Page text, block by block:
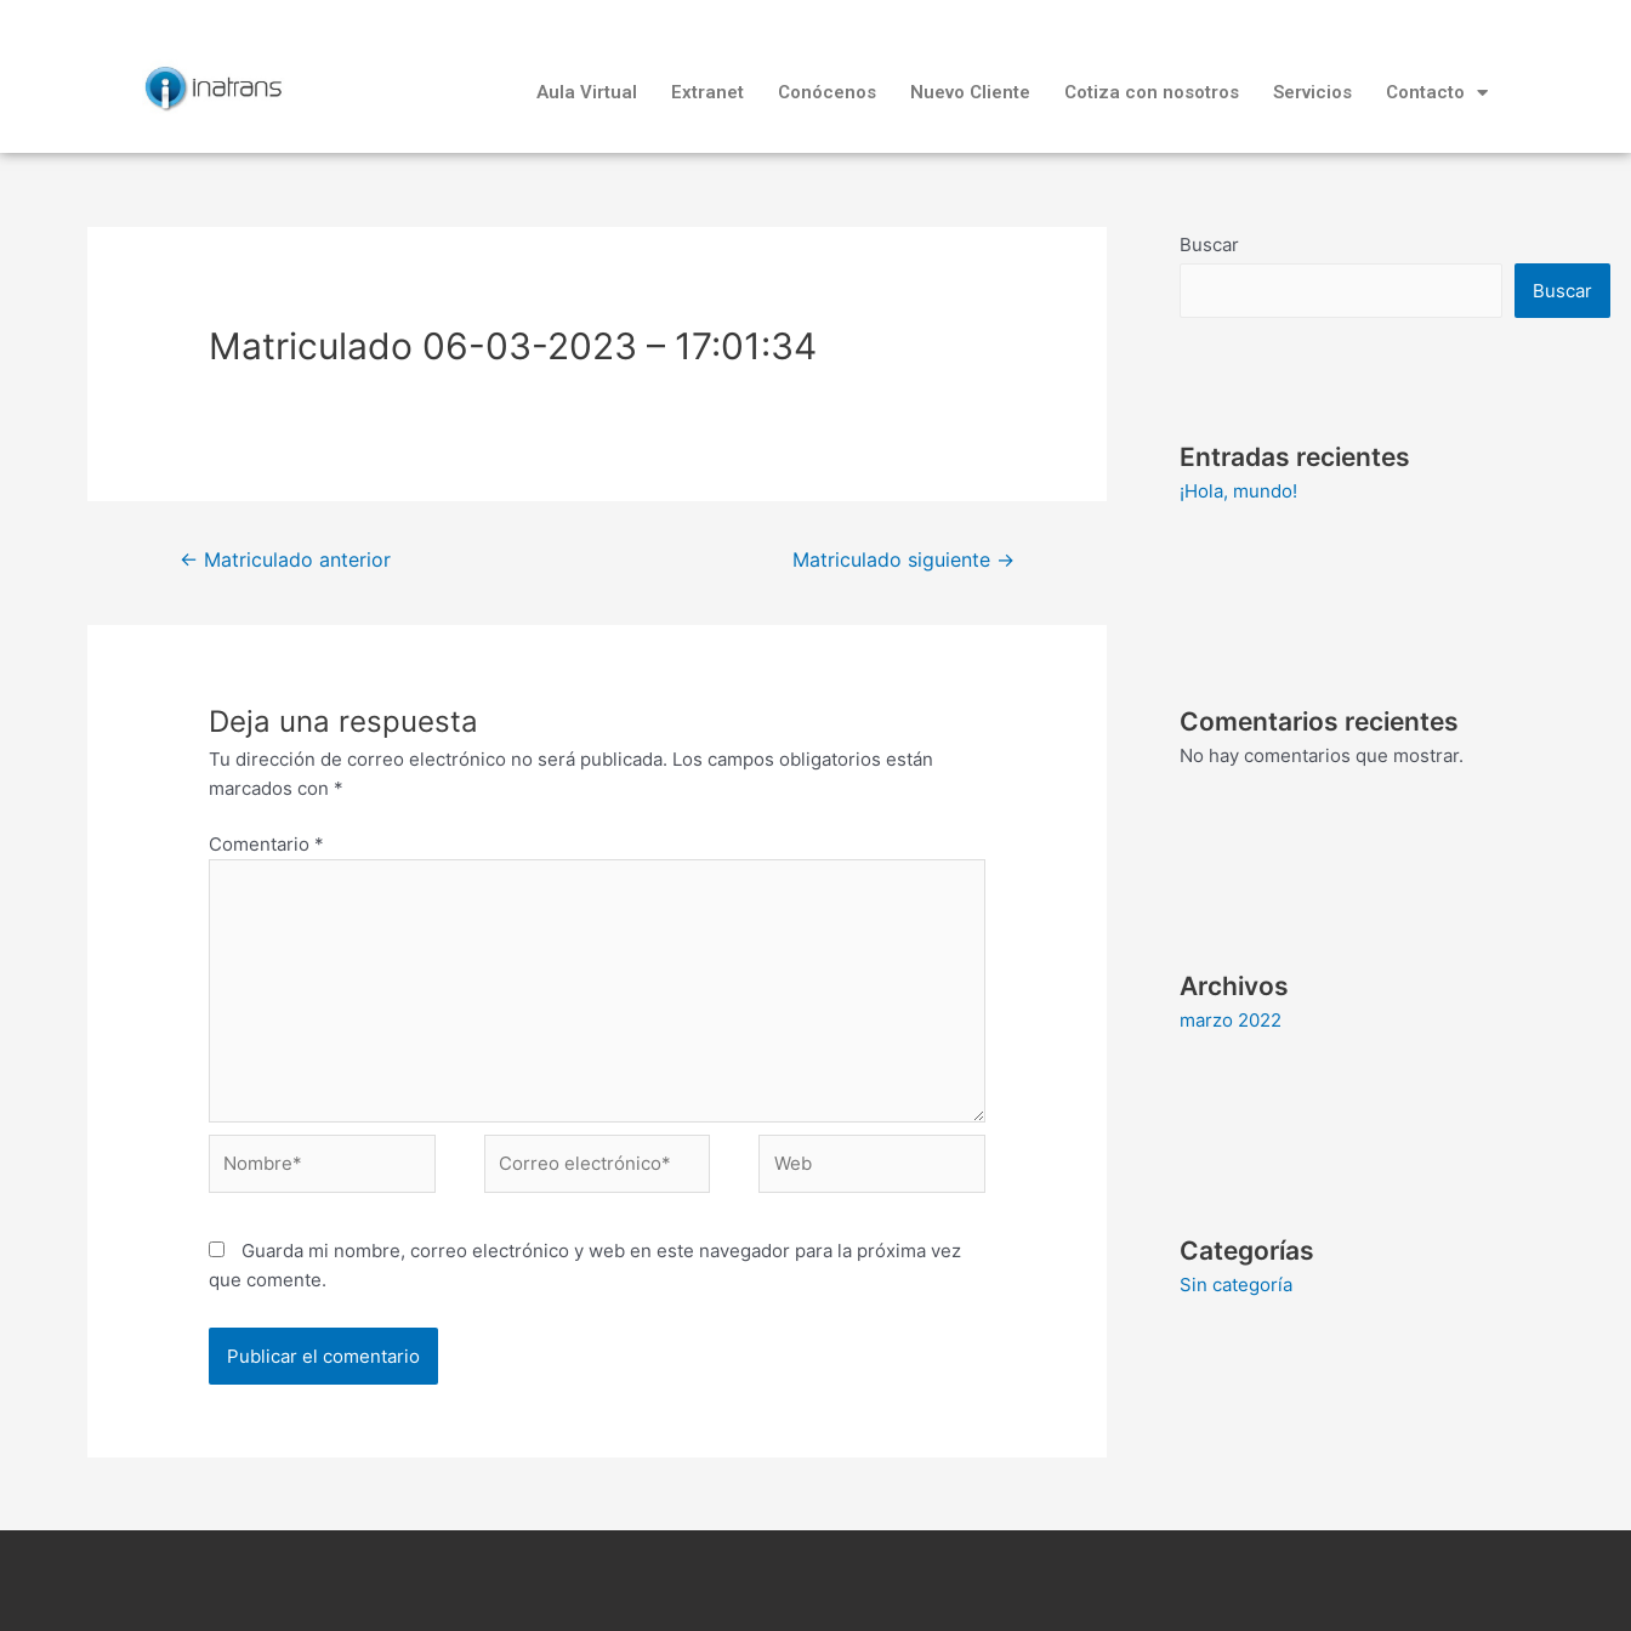
Aula Virtual Extranet Conócenos Nuevo Cliente Cotiza con nosotros Servicios Contacto
Matriculado 06-03-2023 – 17:01:34
entradas
← Matriculado anterior Matriculado siguiente →
Deja una respuesta
Tu dirección de correo electrónico no será publicada. Los campos obligatorios están
marcados con *
Comentario *
electrónico*
Guarda mi nombre, correo electrónico y web en este navegador para la próxima vez
que comente.
Buscar
Buscar
Entradas recientes
¡Hola, mundo!
Comentarios recientes
No hay comentarios que mostrar.
Archivos
marzo 2022
Categorías
Sin categoría